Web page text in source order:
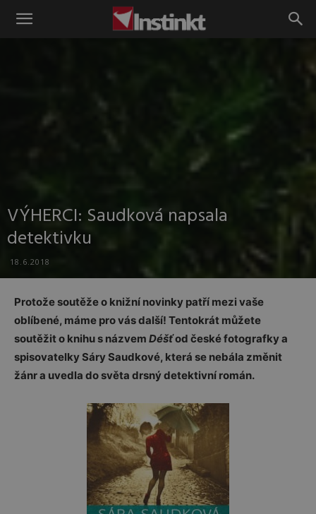
Instinkt
VÝHERCI: Saudková napsala
detektivku
18.6.2018
Protože soutěže o knižní novinky patří mezi vaše
oblíbené, máme pro vás další! Tentokrát můžete
soutěžit o knihu s názvem Déšťod české fotografky a
spisovatelky Sáry Saudkové, která se nebála změnit
žánr a uvedla do světa drsný detektivní román.